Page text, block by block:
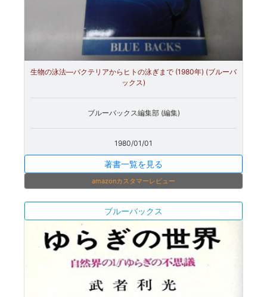
生物の泳法―バクテリアからヒトの泳ぎまで (1980年) (ブルーバ
ックス)
ブルーバックス編集部 (編集)
1980/01/01
著書一覧を見る
amazonカスタマーレビュー
ブルーバックス